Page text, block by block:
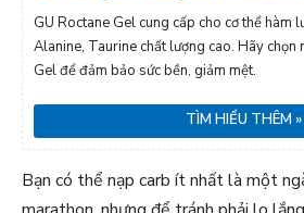
GU Roctane Gel cung cấp cho cơ thể hàm
Alanine, Taurine chất lượng cao. Hãy chọn
Gel để đảm bảo sức bền, giảm mệt.
TÌM HIỂU THÊM »
Bạn có thể nạp carb ít nhất là một